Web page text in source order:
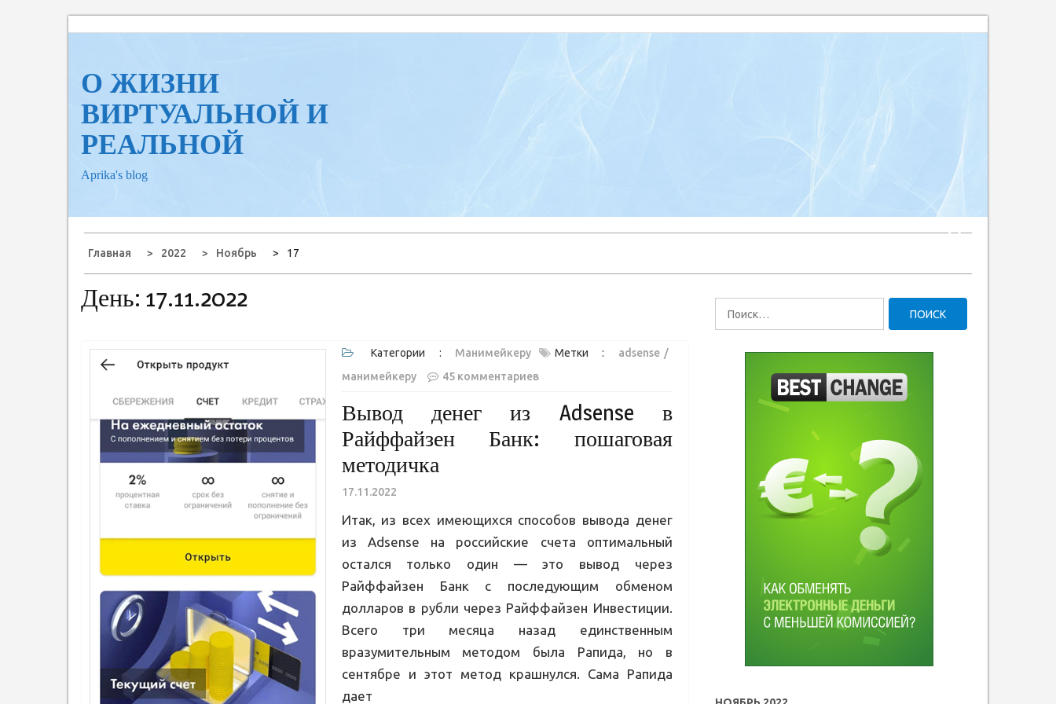
О ЖИЗНИ
ВИРТУАЛЬНОЙ И
РЕАЛЬНОЙ
Aprika's blog
Главная 2022 Ноябрь 17
День: 17.11.2022
Категории : Манимейкеру Метки : adsense
манимейкеру
45 комментариев
Вывод денег из Adsense в
Райффайзен Банк: пошаговая
методичка
17.11.2022
Итак, из всех имеющихся способов вывода денег
из Adsense на российские счета оптимальный
остался только один — это вывод через
Райффайзен Банк с последующим обменом
долларов в рубли через Райффайзен Инвестиции.
Всего три месяца назад единственным
вразумительным методом была Рапида, но в
сентябре и этот метод крашнулся. Сама Рапида
дает